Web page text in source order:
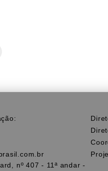
nº 407 - 11ª andar -